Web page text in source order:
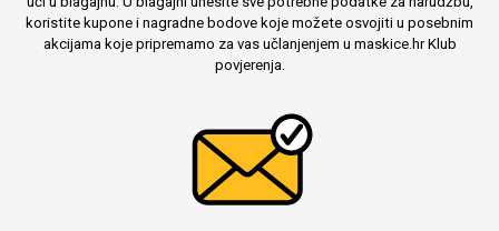
koristite kupone i nagradne bodove koje možete osvojiti u posebnim
akcijama koje pripremamo za vas učlanjenjem u maskice.hr Klub
povjerenja.